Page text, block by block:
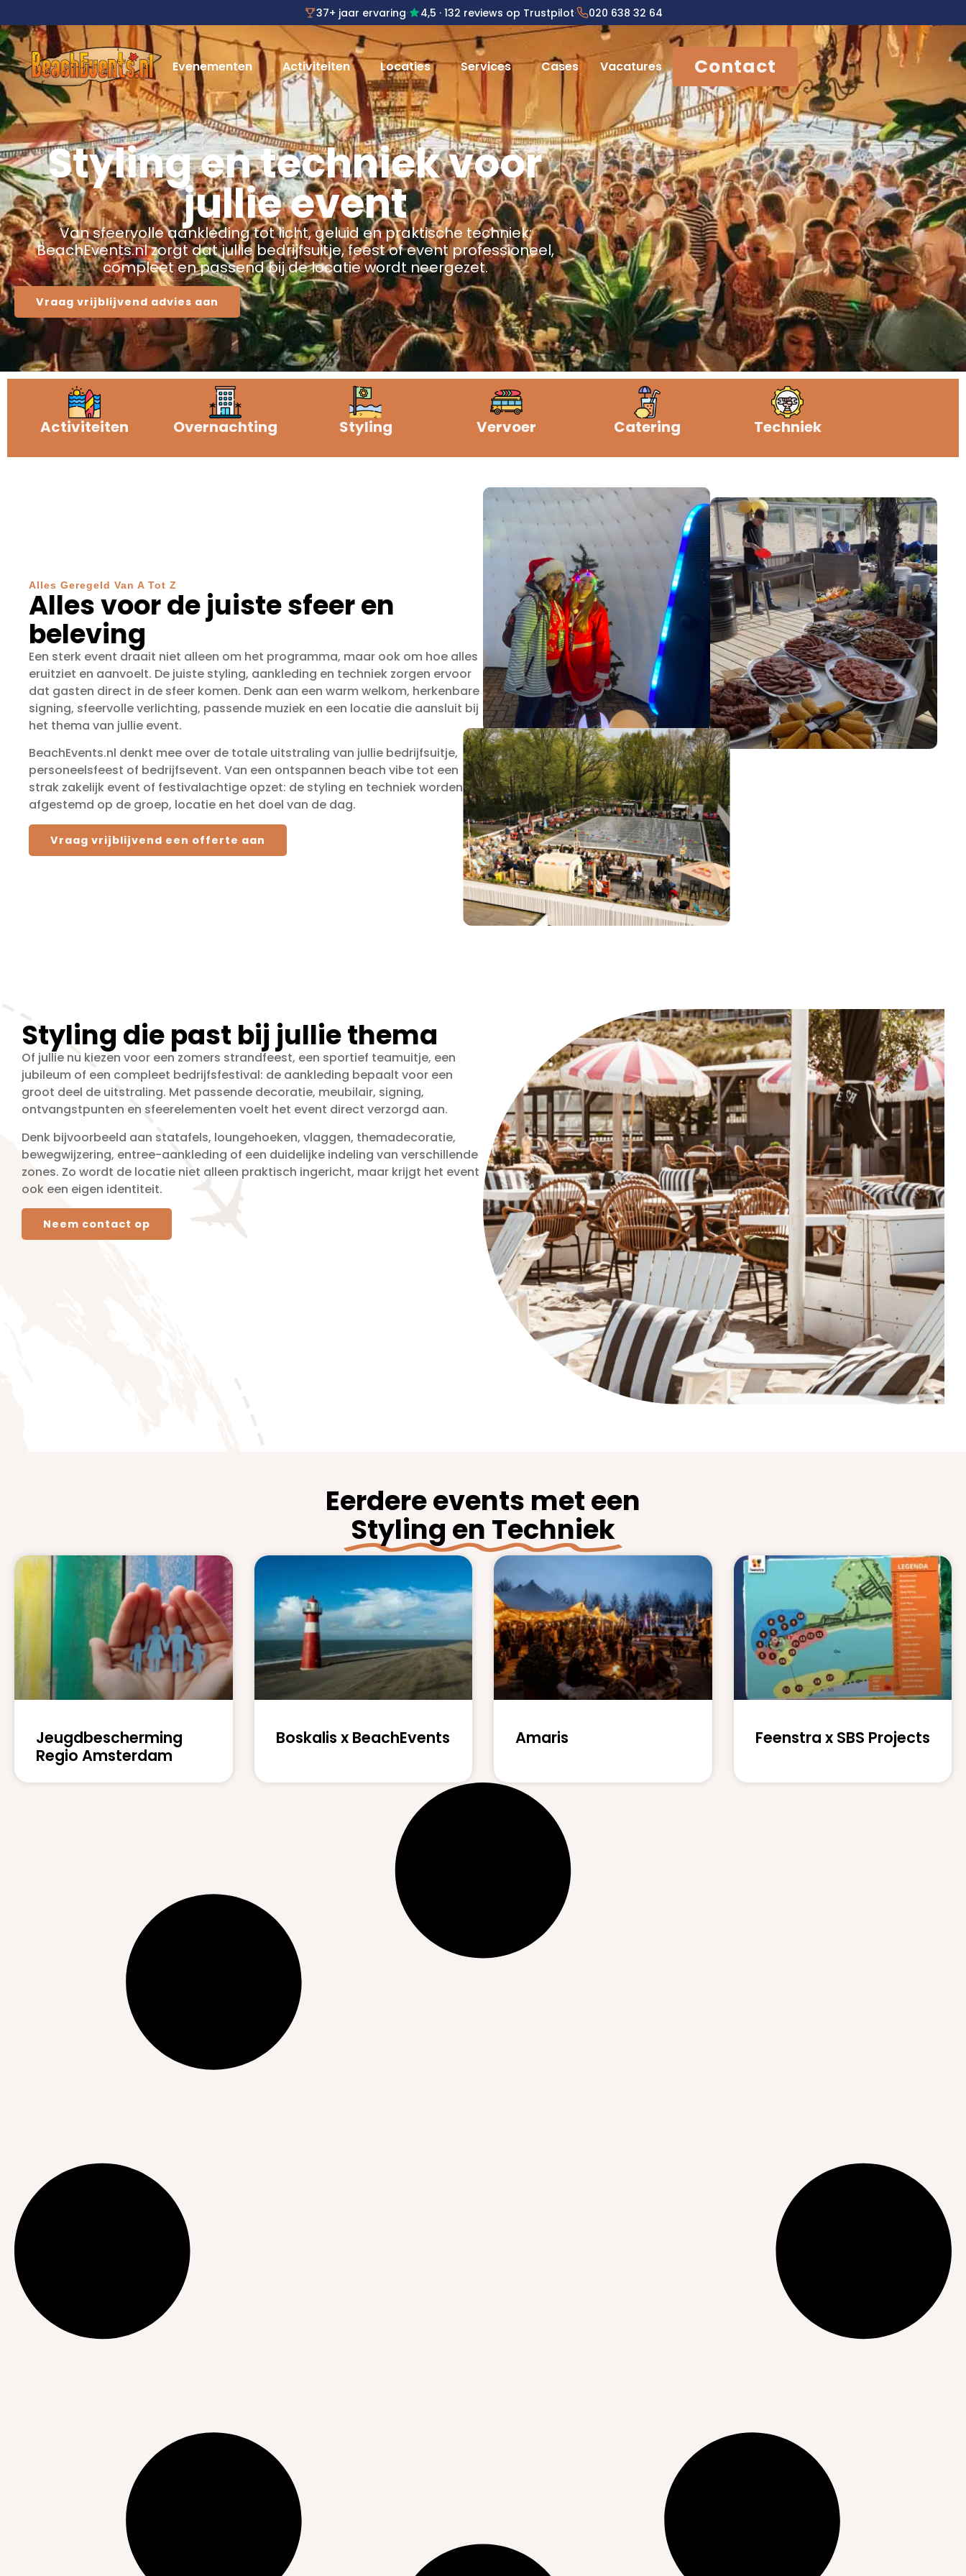
37+ jaar ervaring· 4,5 · 132 reviews op Trustpilot· 020 638 32 64
Evenementen Activiteiten Locaties Services Cases Vacatures Contact
Styling en techniek voor
jullie event
Van sfeervolle aankleding tot licht, geluid en praktische techniek:
BeachEvents.nl zorgt dat jullie bedrijfsuitje, feest of event professioneel,
compleet en passend bij de locatie wordt neergezet.
Vraag vrijblijvend advies aan
Activiteiten Overnachting Styling Vervoer Catering Techniek
Alles Geregeld Van A Tot Z
Alles voor de juiste sfeer en
beleving
Een sterk event draait niet alleen om het programma, maar ook om hoe alles
eruitziet en aanvoelt. De juiste styling, aankleding en techniek zorgen ervoor
dat gasten direct in de sfeer komen. Denk aan een warm welkom, herkenbare
signing, sfeervolle verlichting, passende muziek en een locatie die aansluit bij
het thema van jullie event.
BeachEvents.nl denkt mee over de totale uitstraling van jullie bedrijfsuitje,
personeelsfeest of bedrijfsevent. Van een ontspannen beach vibe tot een
strak zakelijk event of festivalachtige opzet: de styling en techniek worden
afgestemd op de groep, locatie en het doel van de dag.
Vraag vrijblijvend een offerte aan
Styling die past bij jullie thema
Of jullie nu kiezen voor een zomers strandfeest, een sportief teamuitje, een
jubileum of een compleet bedrijfsfestival: de aankleding bepaalt voor een
groot deel de uitstraling. Met passende decoratie, meubilair, signing,
ontvangstpunten en sfeerelementen voelt het event direct verzorgd aan.
Denk bijvoorbeeld aan statafels, loungehoeken, vlaggen, themadecoratie,
bewegwijzering, entree-aankleding of een duidelijke indeling van verschillende
zones. Zo wordt de locatie niet alleen praktisch ingericht, maar krijgt het event
ook een eigen identiteit.
Neem contact op
Eerdere events met een
Styling en Techniek
Jeugdbescherming
Regio Amsterdam
Boskalis x BeachEvents Amaris Feenstra x SBS Projects